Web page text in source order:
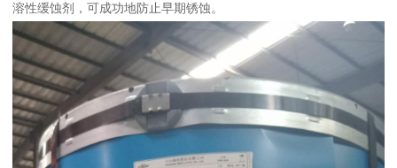
溶性缓蚀剂，可成功地防止早期锈蚀。